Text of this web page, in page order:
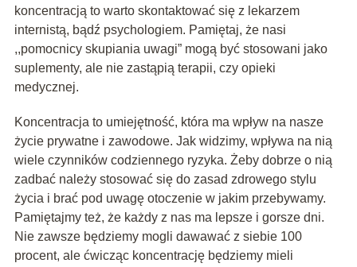
koncentracją to warto skontaktować się z lekarzem
internistą, bądź psychologiem. Pamiętaj, że nasi
,,pomocnicy skupiania uwagi” mogą być stosowani jako
suplementy, ale nie zastąpią terapii, czy opieki
medycznej.
Koncentracja to umiejętność, która ma wpływ na nasze
życie prywatne i zawodowe. Jak widzimy, wpływa na nią
wiele czynników codziennego ryzyka. Żeby dobrze o nią
zadbać należy stosować się do zasad zdrowego stylu
życia i brać pod uwagę otoczenie w jakim przebywamy.
Pamiętajmy też, że każdy z nas ma lepsze i gorsze dni.
Nie zawsze będziemy mogli dawawać z siebie 100
procent, ale ćwicząc koncentrację będziemy mieli